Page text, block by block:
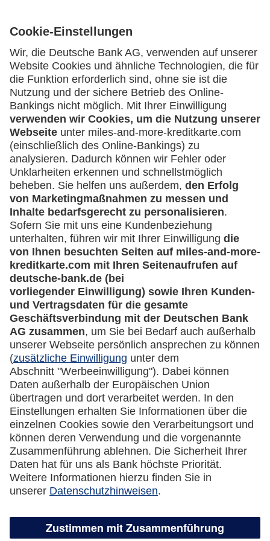
Service
Häufige Fragen
Downloadcenter
Kontakt
Mehr
Kreditkarten-Banking
miles-and-more.com
lufthansa.com
Rechtliches
Impressum
Datenschutz
Cookie Einstellungen
Vertrag widerrufen
Selbstständige
(z.B. Gewerbetreibender, Handwerker,
Freiberufler)
Unternehmen
(z.B. e.K., Personengesellschaft (inkl. GbR),
GmbH)